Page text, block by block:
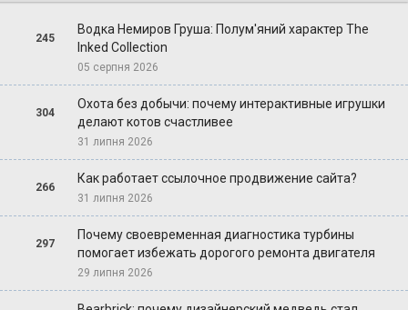
245
Водка Немиров Груша: Полум'яний характер The
Inked Collection
05 серпня 2026
304
Охота без добычи: почему интерактивные игрушки
делают котов счастливее
31 липня 2026
266
Как работает ссылочное продвижение сайта?
31 липня 2026
297
Почему своевременная диагностика турбины
помогает избежать дорогого ремонта двигателя
29 липня 2026